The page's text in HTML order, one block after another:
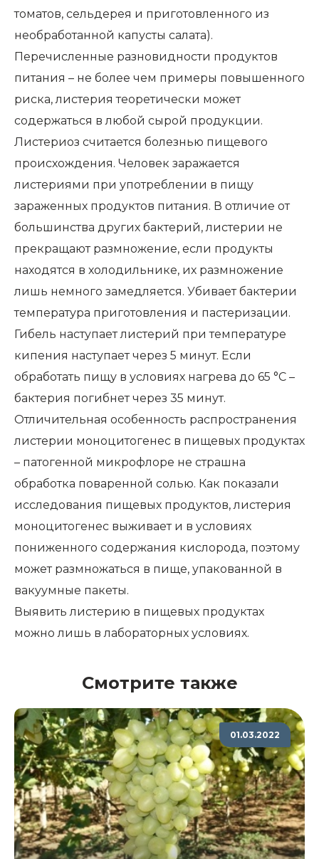
томатов, сельдерея и приготовленного из
необработанной капусты салата).
Перечисленные разновидности продуктов
питания – не более чем примеры повышенного
риска, листерия теоретически может
содержаться в любой сырой продукции.
Листериоз считается болезнью пищевого
происхождения. Человек заражается
листериями при употреблении в пищу
зараженных продуктов питания. В отличие от
большинства других бактерий, листерии не
прекращают размножение, если продукты
находятся в холодильнике, их размножение
лишь немного замедляется. Убивает бактерии
температура приготовления и пастеризации.
Гибель наступает листерий при температуре
кипения наступает через 5 минут. Если
обработать пищу в условиях нагрева до 65 °С –
бактерия погибнет через 35 минут.
Отличительная особенность распространения
листерии моноцитогенес в пищевых продуктах
– патогенной микрофлоре не страшна
обработка поваренной солью. Как показали
исследования пищевых продуктов, листерия
моноцитогенес выживает и в условиях
пониженного содержания кислорода, поэтому
может размножаться в пище, упакованной в
вакуумные пакеты.
Выявить листерию в пищевых продуктах
можно лишь в лабораторных условиях.
Смотрите также
01.03.2022